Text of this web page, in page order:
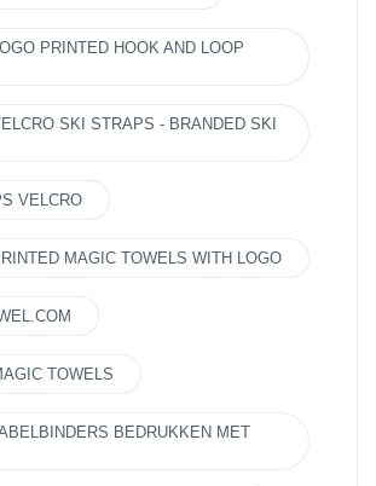
PRINTED HOOK AND LOOP
SKI STRAPS - BRANDED SKI
VELCRO
MAGIC TOWELS WITH LOGO
TOWELS
BEDRUKKEN MET